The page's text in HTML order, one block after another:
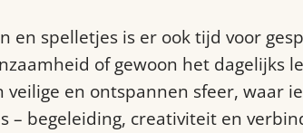
en spelletjes is er ook tijd voor
of gewoon het dagelijks
veilige en ontspannen sfeer, waar
– begeleiding, creativiteit en